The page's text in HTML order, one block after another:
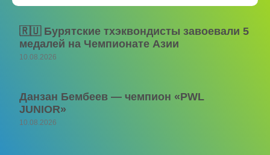
🇷🇺 Бурятские тхэквондисты завоевали 5
медалей на Чемпионате Азии
10.08.2026
Данзан Бембеев — чемпион «PWL
JUNIOR»
10.08.2026